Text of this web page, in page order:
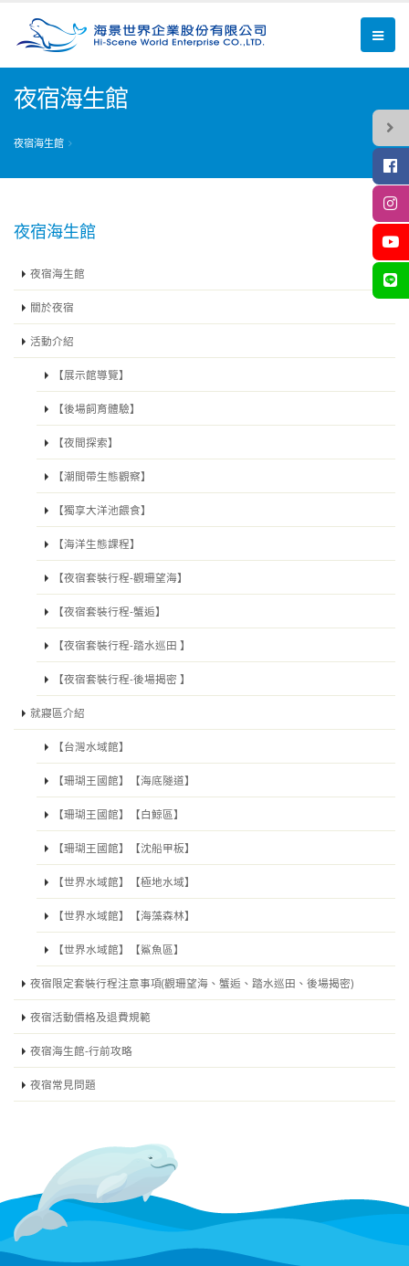
夜宿海生館
夜宿海生館
夜宿海生館
夜宿海生館
關於夜宿
活動介紹
【展示館導覽】
【後場飼育體驗】
【夜間探索】
【潮間帶生態觀察】
【獨享大洋池餵食】
【海洋生態課程】
【夜宿套裝行程-觀珊望海】
【夜宿套裝行程-蟹逅】
【夜宿套裝行程-踏水巡田 】
【夜宿套裝行程-後場揭密 】
就寢區介紹
【台灣水域館】
【珊瑚王國館】【海底隧道】
【珊瑚王國館】【白鯨區】
【珊瑚王國館】【沈船甲板】
【世界水域館】【極地水域】
【世界水域館】【海藻森林】
【世界水域館】【鯊魚區】
夜宿限定套裝行程注意事項(觀珊望海、蟹逅、踏水巡田、後場揭密)
夜宿活動價格及退費規範
夜宿海生館-行前攻略
夜宿常見問題